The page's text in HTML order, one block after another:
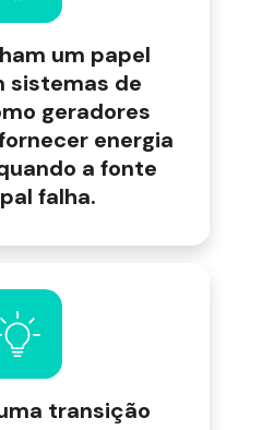
um papel
sistemas de
geradores
energia
a fonte
falha.
transição